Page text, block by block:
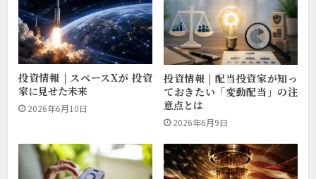
投資情報 | スペースXが 投資
家に見せた未来
2026年6月10日
投資情報 | 配当投資家が知っ
ておきたい「変動配当」の注
意点とは
2026年6月9日